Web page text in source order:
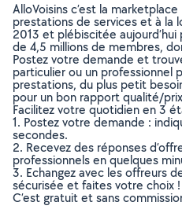
AlloVoisins c’est la
prestations de services et à la
2013 et plébiscitée
de 4,5 millions de membres,
Postez votre demande et
particulier ou un professionnel
prestations, du plus petit
pour un bon rapport qualité/
Facilitez votre quotidien en 3
1. Postez votre demande :
secondes.
2. Recevez des réponses
professionnels en quelques
3. Echangez avec les offreurs
sécurisée et faites votre choix !
C’est gratuit et sans